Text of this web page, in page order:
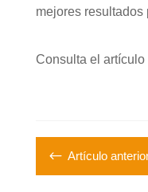
mejores resultados
Consulta el artículo
# Artículo